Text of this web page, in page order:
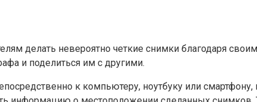
делать невероятно четкие снимки благодаря
и поделиться им с другими.
к компьютеру, ноутбуку или